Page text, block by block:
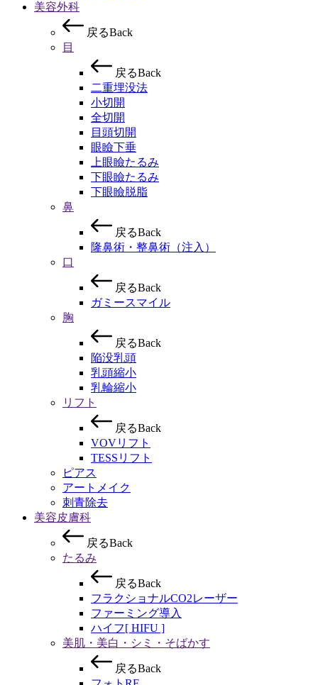
美容外科
戻るBack
目
戻るBack
二重埋没法
小切開
全切開
目頭切開
眼瞼下垂
上眼瞼たるみ
下眼瞼たるみ
下眼瞼脱脂
鼻
戻るBack
隆鼻術・整鼻術（注入）
口
戻るBack
ガミースマイル
胸
戻るBack
陥没乳頭
乳頭縮小
乳輪縮小
リフト
戻るBack
VOVリフト
TESSリフト
ピアス
アートメイク
刺青除去
美容皮膚科
戻るBack
たるみ
戻るBack
フラクショナルCO2レーザー
ファーミング導入
ハイフ[ HIFU ]
美肌・美白・シミ・そばかす
戻るBack